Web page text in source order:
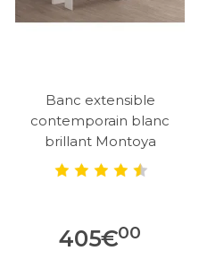
Banc extensible
contemporain blanc
brillant Montoya
405€00